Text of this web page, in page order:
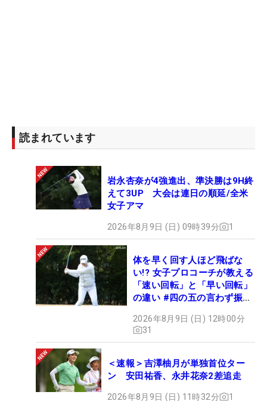
読まれています
岩永杏奈が4強進出、準決勝は9H終
えて3UP 大会は連日の順延/全米
女子アマ
2026年8月9日 (日) 09時39分 1
体を早く回す人ほど飛ばな
い!? 女子プロコーチが教える
「速い回転」と「早い回転」
の違い #四の五の言わず振り
2026年8月9日 (日) 12時00分
31
＜速報＞吉澤柚月が単独首位ター
ン 安田祐香、永井花奈2差追走
2026年8月9日 (日) 11時32分 1